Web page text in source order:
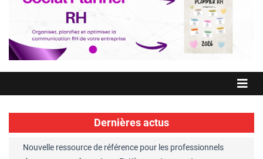
Dernières actus
Nouvelle ressource de référence pour les professionnels